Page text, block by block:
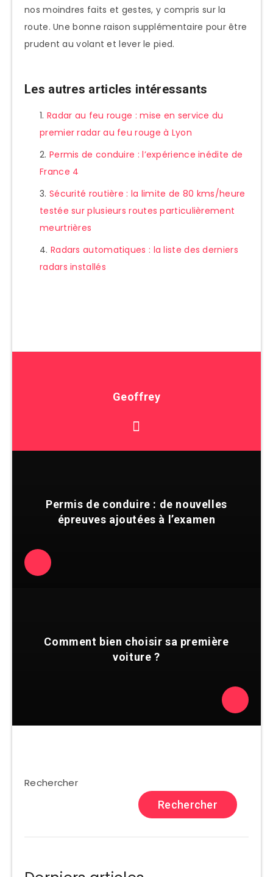
nos moindres faits et gestes, y compris sur la
route. Une bonne raison supplémentaire pour être
prudent au volant et lever le pied.
Les autres articles intéressants
Radar au feu rouge : mise en service du
premier radar au feu rouge à Lyon
Permis de conduire : l’expérience inédite de
France 4
Sécurité routière : la limite de 80 kms/heure
testée sur plusieurs routes particulièrement
meurtrières
Radars automatiques : la liste des derniers
radars installés
Geoffrey
Permis de conduire : de nouvelles
épreuves ajoutées à l’examen
Comment bien choisir sa première
voiture ?
Rechercher
Rechercher